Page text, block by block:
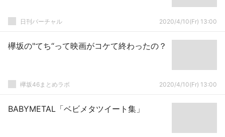
日刊バーチャル 2020/4/10(Fr) 13:00
欅坂の"てち“って映画がコケて終わったの？
欅坂46まとめラボ 2020/4/10(Fr) 13:00
BABYMETAL「ベビメタツイート集」